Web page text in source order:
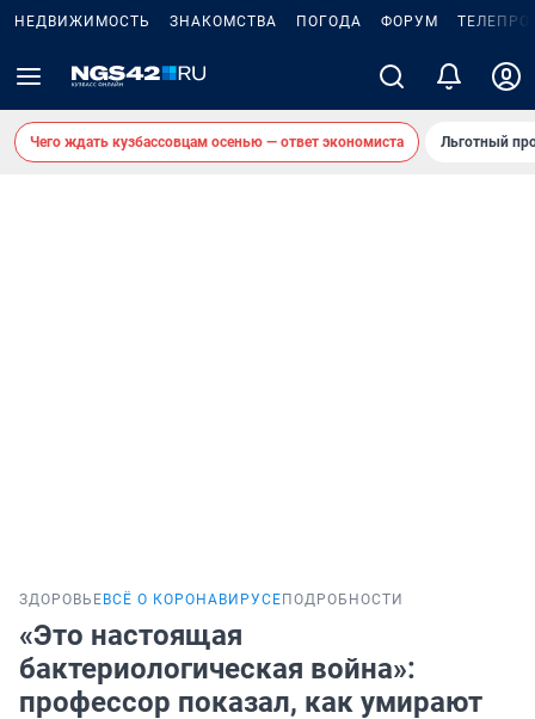
НЕДВИЖИМОСТЬ ЗНАКОМСТВА ПОГОДА ФОРУМ
Чего ждать кузбассовцам осенью — ответ экономиста Льготный
ЗДОРОВЬЕ ВСЁ О КОРОНАВИРУСЕ ПОДРОБНОСТИ
«Это настоящая
бактериологическая война»:
профессор показал, как умирают